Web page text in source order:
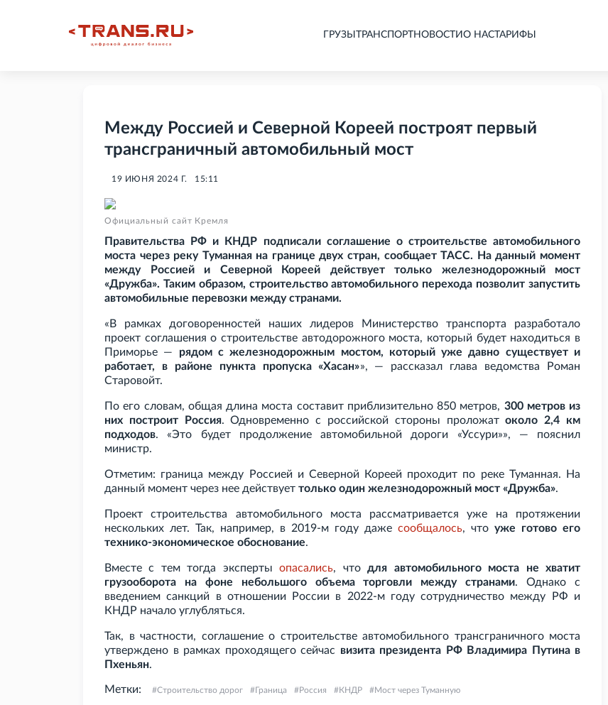
ГРУЗЫ ТРАНСПОРТНОВОСТИ О НАСТАРИФЫ
Между Россией и Северной Кореей построят первый
трансграничный автомобильный мост
19 ИЮНЯ 2024 Г. 15:11
Официальный сайт Кремля
Правительства РФ и КНДР подписали соглашение о строительстве автомобильного
моста через реку Туманная на границе двух стран, сообщает ТАСС. На данный момент
между Россией и Северной Кореей действует только железнодорожный мост
«Дружба». Таким образом, строительство автомобильного перехода позволит запустить
автомобильные перевозки между странами.
«В рамках договоренностей наших лидеров Министерство транспорта разработало
проект соглашения о строительстве автодорожного моста, который будет находиться в
Приморье — рядом с железнодорожным мостом, который уже давно существует и
работает, в районе пункта пропуска «Хасан»», — рассказал глава ведомства Роман
Старовойт.
По его словам, общая длина моста составит приблизительно 850 метров, 300 метров из
них построит Россия. Одновременно с российской стороны проложатоколо 2,4
км
подходов. «Это будет продолжение автомобильной дороги «Уссури»», — пояснил
министр.
Отметим: граница между Россией и Северной Кореей проходит по реке Туманная. На
данный момент через нее действует только один железнодорожный мост «Дружба».
Проект строительства автомобильного моста рассматривается уже на протяжении
нескольких лет. Так, например, в 2019-м году даже сообщалось, что уже готово его
технико-экономическое обоснование.
Вместе с тем тогда экспертыопасались, чтодля автомобильного моста не хватит
грузооборота на фоне небольшого объема торговли между странами. Однако с
введением санкций в отношении России в 2022-м году сотрудничество между РФ и
КНДР начало углубляться.
Так, в частности, соглашение о строительстве автомобильного трансграничного моста
утверждено в рамках проходящего сейчас визита президента РФ Владимира Путина в
Пхеньян.
Метки: Строительство дорог Граница Россия КНДР Мост через Туманную